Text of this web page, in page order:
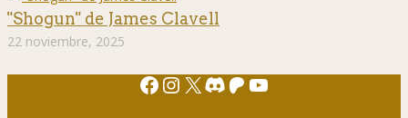
"Shogun" de James Clavell
22 noviembre, 2025
Facebook
Instagram
X Discord
Patreon
YouTube